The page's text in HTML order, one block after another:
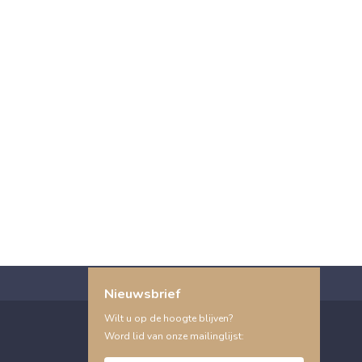
Nieuwsbrief
Wilt u op de hoogte blijven?
Word lid van onze mailinglijst: